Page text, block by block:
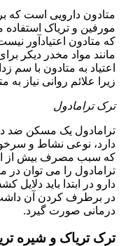
متادون دارویی است که
مورفین و تریاک
که متادون اعتیادآور
مانند مواد مخدر دیکر
اعتیاد به متادون با سم
زیرا علائم روانی نیاز
ترک ترامادول
ترامادول یک مسکن ضد
دارد، نوعی نشاط و
که سبب مصرف بیش از
ترامادول را می توان
دارو در ابتدا باید
در برطرف کردن آن داشت.
درمانی صورت گیرد.
ترک تریاک و شیره